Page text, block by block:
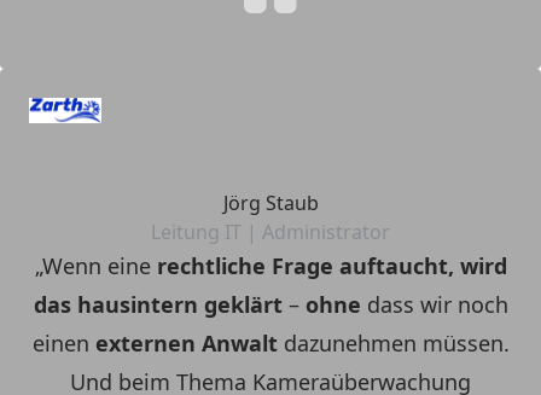
Jörg Staub
Leitung IT | Administrator
„Wenn eine rechtliche Frage auftaucht, wird
das hausintern geklärt– ohne dass wir noch
einen externen Anwaltdazunehmen müssen.
Und beim Thema Kameraüberwachung